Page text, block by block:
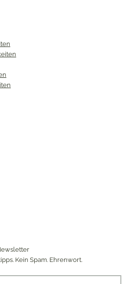
Kein Spam. Ehrenwort.